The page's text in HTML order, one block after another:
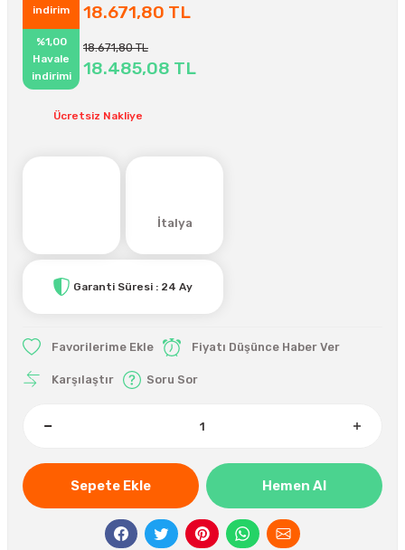
indirim 18.671,80 TL
%1,00
Havale
indirimi
18.671,80 TL
18.485,08 TL
Ücretsiz Nakliye
İtalya
Garanti Süresi : 24 Ay
Fiyatı Düşünce Haber Ver
Karşılaştır Soru Sor
Sepete Ekle Hemen Al